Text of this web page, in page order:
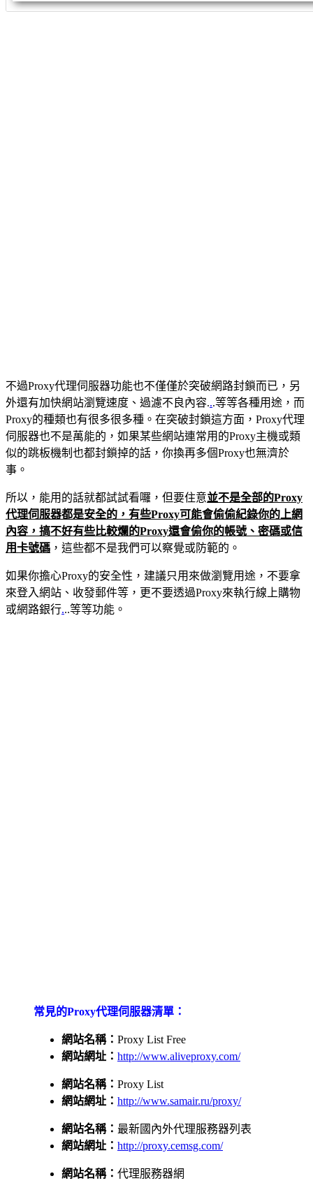
不過Proxy代理伺服器功能也不僅僅於突破網路封鎖而已，另
外還有加快網站瀏覽速度、過濾不良內容...等等各種用途，而
Proxy的種類也有很多很多種。在突破封鎖這方面，Proxy代理
伺服器也不是萬能的，如果某些網站連常用的Proxy主機或類
似的跳板機制也都封鎖掉的話，你換再多個Proxy也無濟於
事。
所以，能用的話就都試試看囉，但要住意並不是全部的Proxy
代理伺服器都是安全的，有些Proxy可能會偷偷紀錄你的上網
內容，搞不好有些比較爛的Proxy還會偷你的帳號、密碼或信
用卡號碼 ，這些都不是我們可以察覺或防範的。
如果你擔心Proxy的安全性，建議只用來做瀏覽用途，不要拿
來登入網站、收發郵件等，更不要透過Proxy來執行線上購物
或網路銀行...等等功能。
常見的Proxy代理伺服器清單：
網站名稱： Proxy List Free
網站網址： http://www.aliveproxy.com/
網站名稱： Proxy List
網站網址： http://www.samair.ru/proxy/
網站名稱： 最新國內外代理服務器列表
網站網址： http://proxy.cemsg.com/
網站名稱： 代理服務器網